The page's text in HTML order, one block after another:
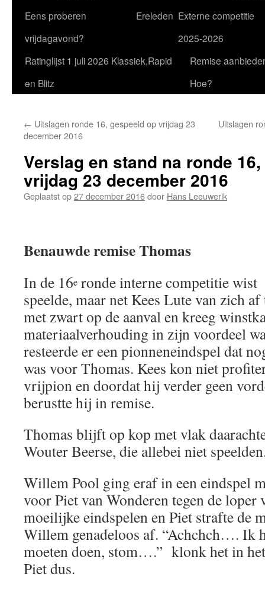
Eens proberen
vrijdagavond?
Ereleden Externe competitie
2025-2026
Ratinglijst 1 juli 2026 Klassiek,Rapid
en Blitz
Remise
Hoe?
← Uitslagen ronde 16, gespeeld op vrijdag 23
december 2016
Uitslagen
Verslag en stand na ronde
vrijdag 23 december 2016
Geplaatst op27 december 2016door Hans Leeuwerik
Benauwde remise Thomas
In de 16e ronde interne competitie
speelde, maar net Kees Lute van zich af
met zwart op de aanval en kreeg
materiaalverhouding in zijn voordeel
resteerde er een pionneneindspel dat
was voor Thomas. Kees kon niet
vrijpion en doordat hij verder geen
berustte hij in remise.
Thomas blijft op kop met vlak
Wouter Beerse, die allebei niet
Willem Pool ging eraf in een eindspel
voor Piet van Wonderen tegen de
moeilijke eindspelen en Piet strafte de
Willem genadeloos af. “Achchch…. Ik
moeten doen, stom….” klonk het in
Piet dus.